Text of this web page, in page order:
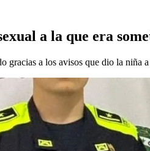
a la que era
gracias a los avisos que dio la niña